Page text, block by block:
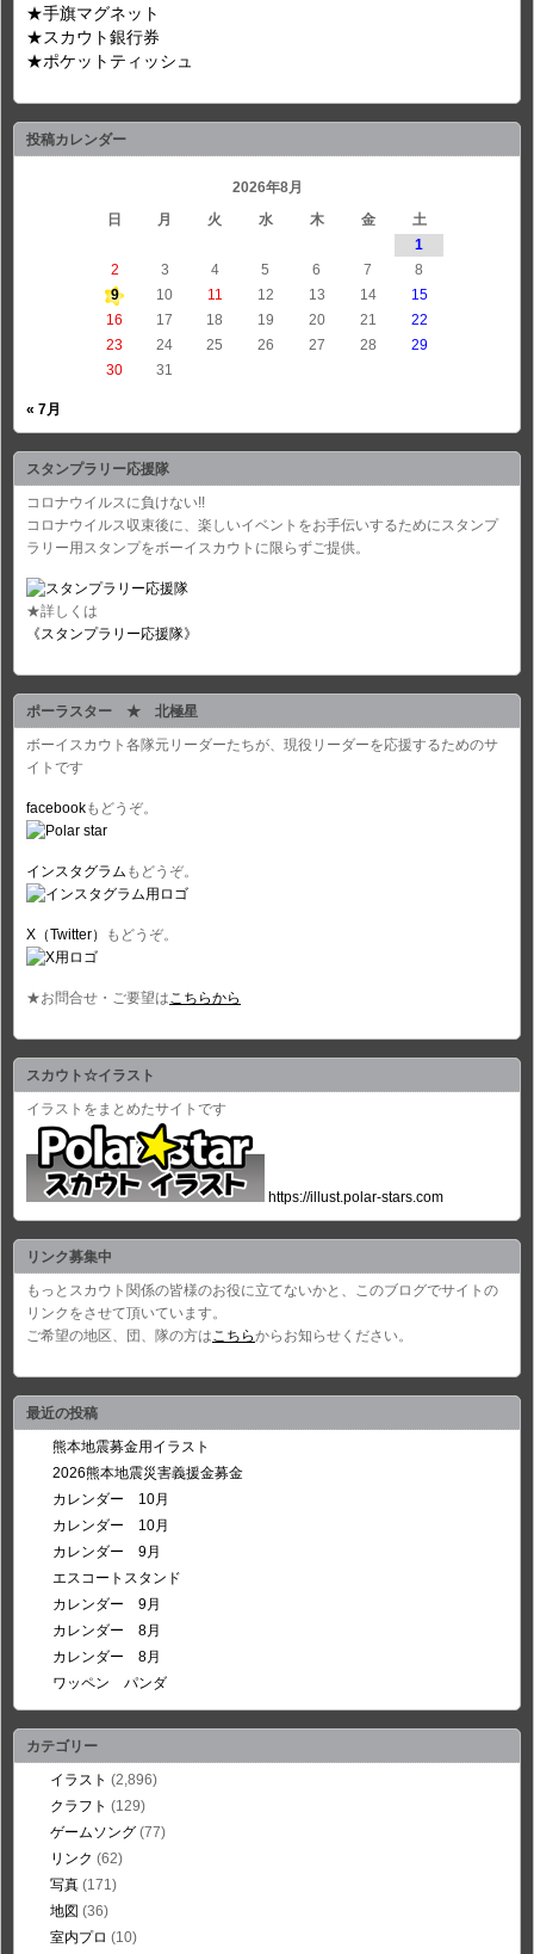
★手旗マグネット
★スカウト銀行券
★ポケットティッシュ
投稿カレンダー
2026年8月
日
月 火 水 木 金
土
1
2
3 4 5 6 7
8
9
10 11 12 13 14
15
16
17 18 19 20 21
22
23
24 25 26 27 28
29
30
31
« 7月
スタンプラリー応援隊
コロナウイルスに負けない!!
コロナウイルス収束後に、楽しいイベントをお手伝いするためにスタンプ
ラリー用スタンプをボーイスカウトに限らずご提供。
★詳しくは
《スタンプラリー応援隊》
ポーラスター ★ 北極星
ボーイスカウト各隊元リーダーたちが、現役リーダーを応援するためのサ
イトです
facebookもどうぞ。
インスタグラム もどうぞ。
X（Twitter） もどうぞ。
★お問合せ・ご要望は こちらから
スカウト☆イラスト
イラストをまとめたサイトです
https://illust.polar-stars.com
リンク募集中
もっとスカウト関係の皆様のお役に立てないかと、このブログでサイトの
リンクをさせて頂いています。
ご希望の地区、団、隊の方は こちらからお知らせください。
最近の投稿
熊本地震募金用イラスト
2026熊本地震災害義援金募金
カレンダー 10月
カレンダー 10月
カレンダー 9月
エスコートスタンド
カレンダー 9月
カレンダー 8月
カレンダー 8月
ワッペン パンダ
カテゴリー
イラスト (2,896)
クラフト (129)
ゲームソング (77)
リンク (62)
写真 (171)
地図 (36)
室内プロ (10)